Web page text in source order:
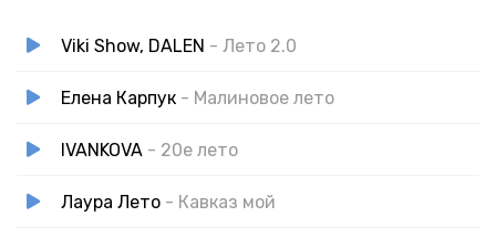
Viki Show, DALEN - Лето 2.0
Елена Карпук - Малиновое лето
IVANKOVA - 20е лето
Лаура Лето - Кавказ мой